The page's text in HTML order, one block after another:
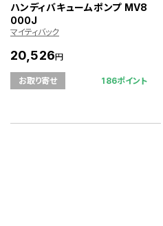
ハンディバキュームポンプ MV8
000J
マイティバック
20,526円
お取り寄せ 186ポイント